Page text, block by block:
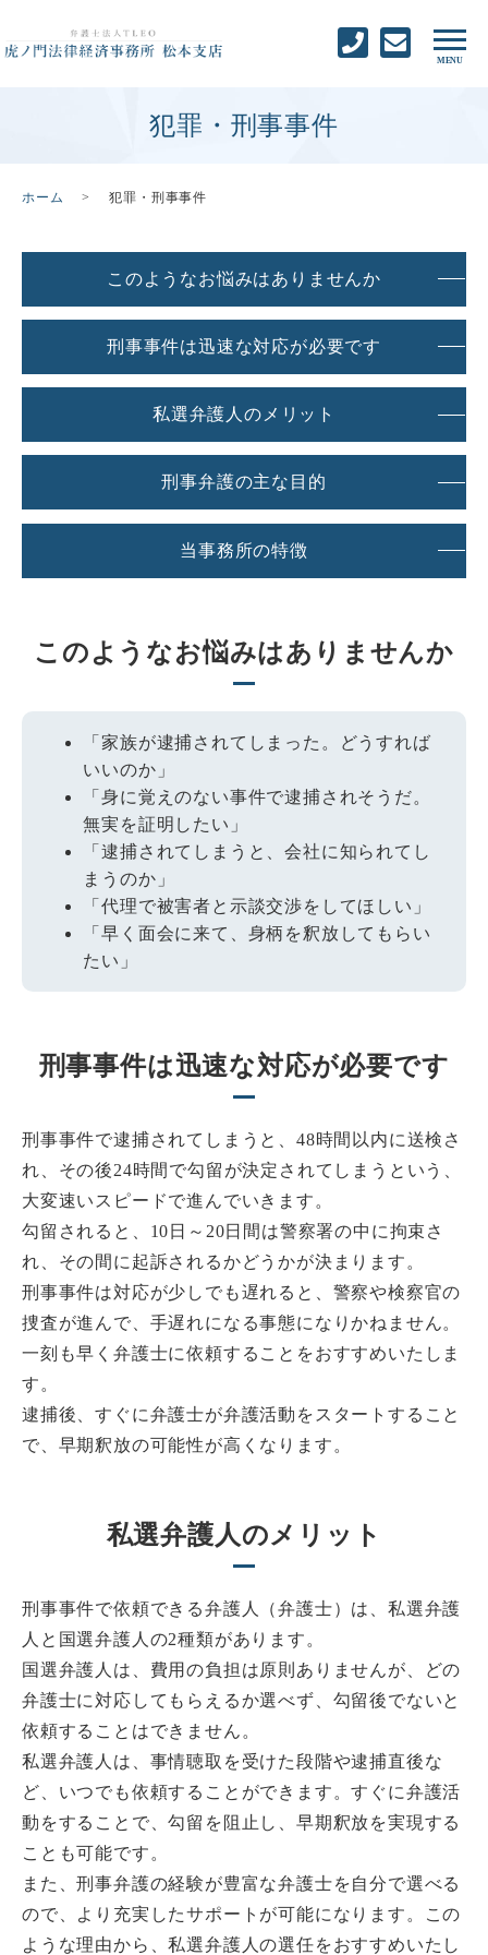
犯罪・刑事事件
ホーム 犯罪・刑事事件
このようなお悩みはありませんか
刑事事件は迅速な対応が必要です
私選弁護人のメリット
刑事弁護の主な目的
当事務所の特徴
このようなお悩みはありませんか
「家族が逮捕されてしまった。どうすれば
いいのか」
「身に覚えのない事件で逮捕されそうだ。
無実を証明したい」
「逮捕されてしまうと、会社に知られてし
まうのか」
「代理で被害者と示談交渉をしてほしい」
「早く面会に来て、身柄を釈放してもらい
たい」
刑事事件は迅速な対応が必要です
刑事事件で逮捕されてしまうと、48時間以内に送検さ
れ、その後24時間で勾留が決定されてしまうという、
大変速いスピードで進んでいきます。
勾留されると、10日～20日間は警察署の中に拘束さ
れ、その間に起訴されるかどうかが決まります。
刑事事件は対応が少しでも遅れると、警察や検察官の
捜査が進んで、手遅れになる事態になりかねません。
一刻も早く弁護士に依頼することをおすすめいたしま
す。
逮捕後、すぐに弁護士が弁護活動をスタートすること
で、早期釈放の可能性が高くなります。
私選弁護人のメリット
刑事事件で依頼できる弁護人（弁護士）は、私選弁護
人と国選弁護人の2種類があります。
国選弁護人は、費用の負担は原則ありませんが、どの
弁護士に対応してもらえるか選べず、勾留後でないと
依頼することはできません。
私選弁護人は、事情聴取を受けた段階や逮捕直後な
ど、いつでも依頼することができます。すぐに弁護活
動をすることで、勾留を阻止し、早期釈放を実現する
ことも可能です。
また、刑事弁護の経験が豊富な弁護士を自分で選べる
ので、より充実したサポートが可能になります。この
ような理由から、私選弁護人の選任をおすすめいたし